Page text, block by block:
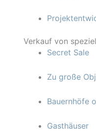
Verkauf von
Secret Sale
Zu große
Bauernhöfe
Gasthäuser